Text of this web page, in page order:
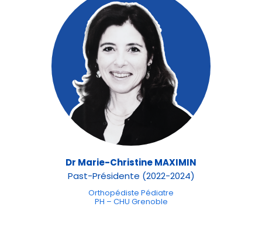
Dr Marie-Christine MAXIMIN
Past-Présidente (2022-2024)
Orthopédiste Pédiatre
PH – CHU Grenoble